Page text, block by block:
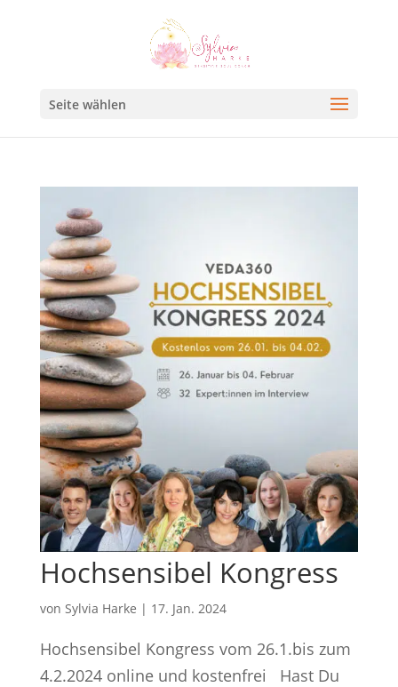
Seite wählen
Hochsensibel Kongress
von Sylvia Harke | 17. Jan. 2024
Hochsensibel Kongress vom 26.1.bis zum
4.2.2024 online und kostenfrei Hast Du